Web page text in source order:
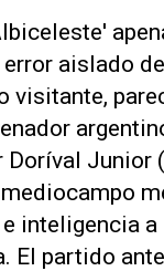
aislado
visitante,
Junior
inteligencia
El partido